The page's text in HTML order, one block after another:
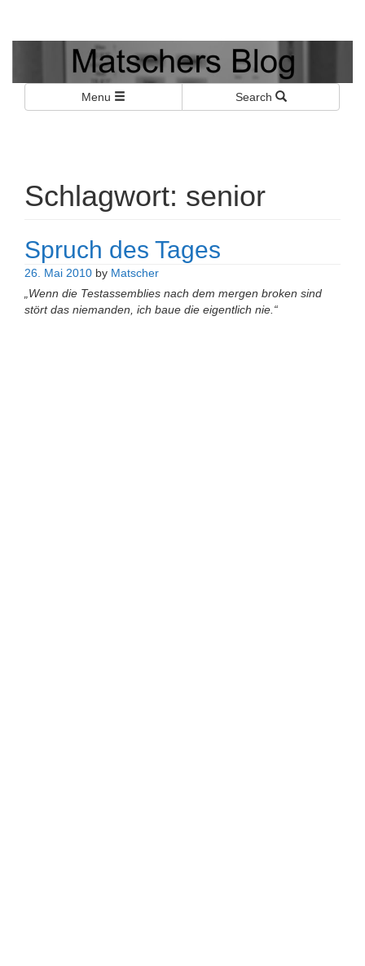
Matschers Blog
Menu Search
Schlagwort: senior
Spruch des Tages
26. Mai 2010 by Matscher
„Wenn die Testassemblies nach dem mergen broken sind
stört das niemanden, ich baue die eigentlich nie.“